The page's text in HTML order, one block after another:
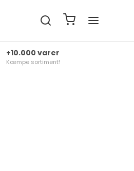
+10.000 varer
Kæmpe sortiment!